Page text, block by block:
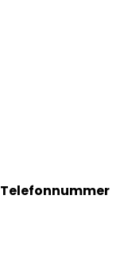
Telefonnummer